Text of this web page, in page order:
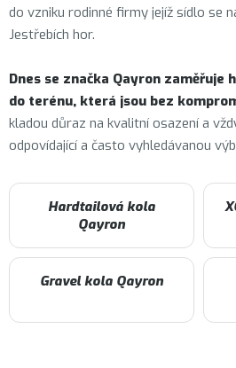
do vzniku rodinné firmy jejíž sídlo se
Jestřebích hor.
Dnes se značka Qayron zaměřuje
do terénu, která jsou bez
kladou důraz na kvalitní osazení a
odpovídající a často vyhledávanou
Hardtailová kola
Qayron
Gravel kola Qayron